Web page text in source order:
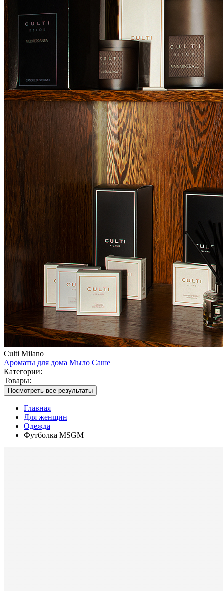
Culti Milano
Ароматы для дома Мыло Саше
Категории:
Товары:
Посмотреть все результаты
Главная
Для женщин
Одежда
Футболка MSGM